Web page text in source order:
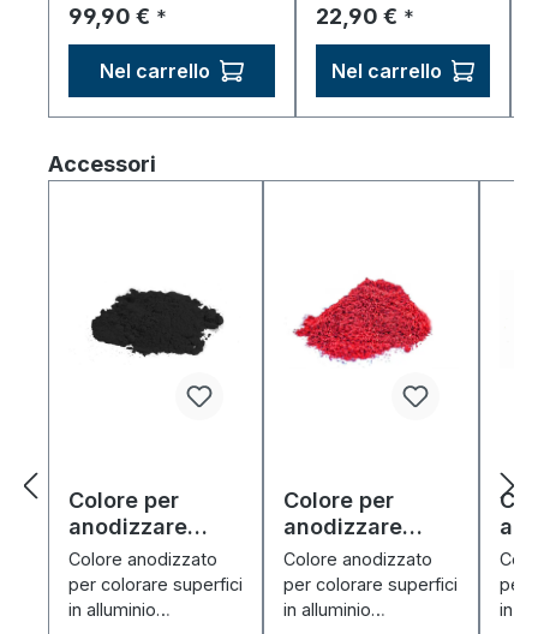
Prezzo normale:
99,90 € *
Nel carrello
Prezzo normale:
22,90 € *
Nel carrello
Salta la galleria dei prodotti
Accessori
Colore per
anodizzare
"nero" (10 g)
Colore anodizzato
per colorare superfici
in alluminio
Colore per
anodizzare
"rosso" (10 g)
Colore anodizzato
per colorare superfici
in alluminio
per
in